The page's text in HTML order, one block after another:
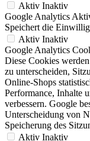
Aktiv Inaktiv
Google Analytics
Speichert die
Aktiv Inaktiv
Google Analytics
Diese Cookies
zu unterscheiden,
Online-Shops
Performance, Inhalte
verbessern. Google
Unterscheidung von
Speicherung des
Aktiv Inaktiv